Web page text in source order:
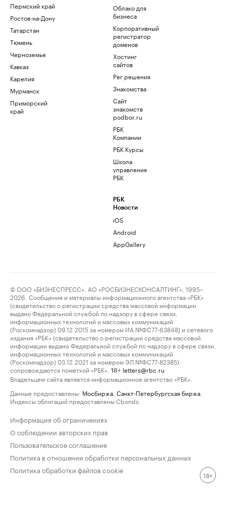
Пермский край
Ростов-на-Дону
Татарстан
Тюмень
Черноземье
Кавказ
Карелия
Мурманск
Приморский
край
Облако для
бизнеса
Корпоративный
регистратор
доменов
Хостинг
сайтов
Рег.решения
Знакомства
Сайт
знакомств
podbor.ru
РБК
Компании
РБК Курсы
Школа
управления
РБК
РБК
Новости
iOS
Android
AppGallery
© ООО «БИЗНЕСПРЕСС», АО «РОСБИЗНЕСКОНСАЛТИНГ», 1995–
2026. Сообщения и материалы информационного агентства «РБК»
(свидетельство о регистрации средства массовой информации
выдано Федеральной службой по надзору в сфере связи,
информационных технологий и массовых коммуникаций
(Роскомнадзор) 09.12.2015 за номером ИА №ФС77-63848) и сетевого
издания «РБК» (свидетельство о регистрации средства массовой
информации выдано Федеральной службой по надзору в сфере связи,
информационных технологий и массовых коммуникаций
(Роскомнадзор) 03.12.2021 за номером ЭЛ №ФС77-82385)
сопровождаются пометкой «РБК».
18+ letters@rbc.ru
Владельцем сайта является информационное агентство «РБК».
Данные предоставлены: Мосбиржа Санкт-Петербургская биржа
Индексы облигаций предоставлены Cbonds.
Информация об ограничениях
О соблюдении авторских прав
Пользовательское соглашение
Политика в отношении обработки персональных данных
Политика обработки файлов cookie
18+